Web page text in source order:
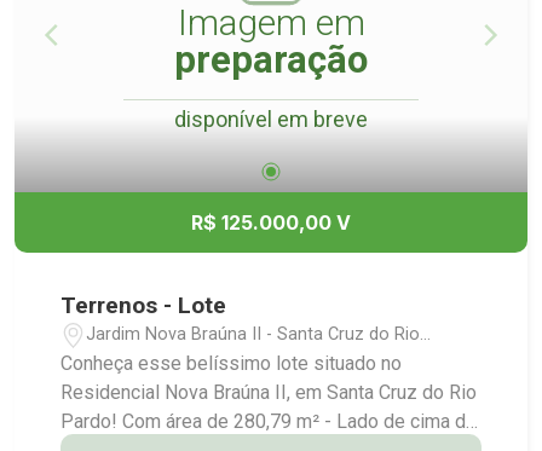
Imagem em
preparação
disponível em breve
R$ 125.000,00 V
Terrenos - Lote
Jardim Nova Braúna II - Santa Cruz do Rio
Pardo/SP
Conheça esse belíssimo lote situado no
Residencial Nova Braúna II, em Santa Cruz do Rio
Pardo! Com área de 280,79 m² - Lado de cima da